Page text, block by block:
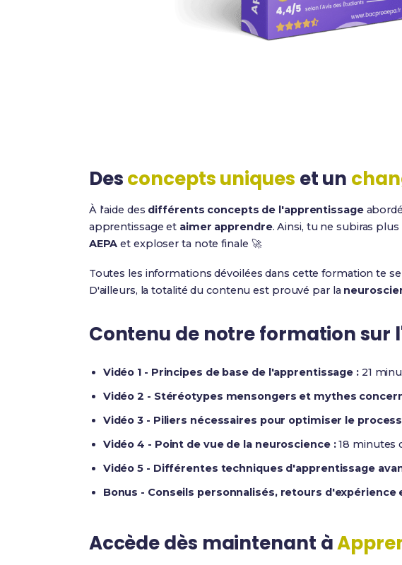
Desconcepts uniques et un
À l'aide des différents concepts de l'apprentissage
apprentissage et aimer apprendre. Ainsi, tu ne subiras plus
AEPA et exploser ta note finale 🚀
Toutes les informations dévoilées dans cette formation te
D'ailleurs, la totalité du contenu est prouvé par la
Contenu de notre formation sur
Vidéo 1 - Principes de base de l'apprentissage :21
Vidéo 2 - Stéréotypes mensongers et mythes
Vidéo 3 - Piliers nécessaires pour optimiser le
Vidéo 4 - Point de vue de la neuroscience :18 minutes
Vidéo 5 - Différentes techniques d'apprentissage
Bonus - Conseils personnalisés, retours
Accède dès maintenant à